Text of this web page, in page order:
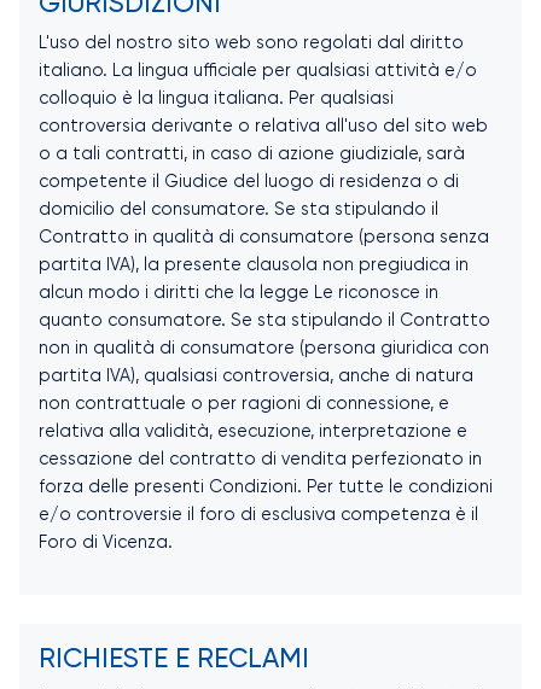
L'uso del nostro sito web sono regolati dal diritto
italiano. La lingua ufficiale per qualsiasi attività e/o
colloquio è la lingua italiana. Per qualsiasi
controversia derivante o relativa all'uso del sito web
o a tali contratti, in caso di azione giudiziale, sarà
competente il Giudice del luogo di residenza o di
domicilio del consumatore. Se sta stipulando il
Contratto in qualità di consumatore (persona senza
partita IVA), la presente clausola non pregiudica in
alcun modo i diritti che la legge Le riconosce in
quanto consumatore. Se sta stipulando il Contratto
non in qualità di consumatore (persona giuridica con
partita IVA), qualsiasi controversia, anche di natura
non contrattuale o per ragioni di connessione, e
relativa alla validità, esecuzione, interpretazione e
cessazione del contratto di vendita perfezionato in
forza delle presenti Condizioni. Per tutte le condizioni
e/o controversie il foro di esclusiva competenza è il
Foro di Vicenza.
RICHIESTE E RECLAMI